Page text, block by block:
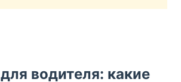
водителя: какие